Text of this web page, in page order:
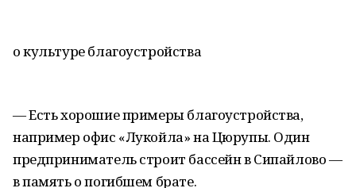
о культуре благоустройства
— Есть хорошие примеры благоустройства,
например офис «Лукойла» на Цюрупы. Один
предприниматель строит бассейн в Сипайлово —
в память о погибшем брате.